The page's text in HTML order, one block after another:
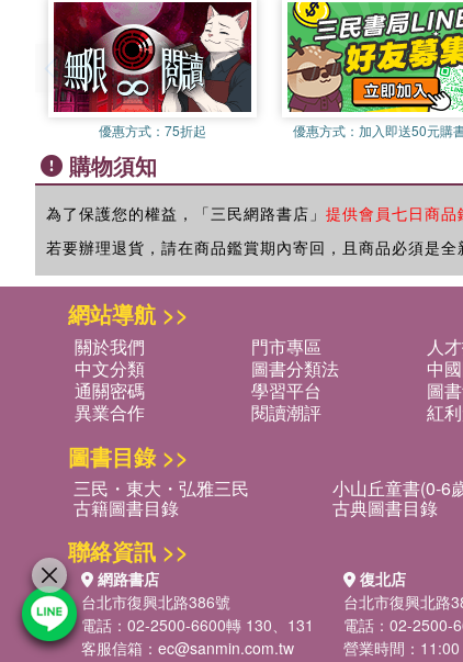
優惠方式： 75折起 優惠方式： 加入即送50元購
購物須知
為了保護您的權益，「三民網路書店」 提供會員七日商品
若要辦理退貨，請在商品鑑賞期內寄回，且商品必須是
網站導航 >>
關於我們 門市專區 人
中文分類
圖書分類法 中
通關密碼
學習平台 圖
異業合作
閱讀潮評 紅
圖書目錄 >>
三民・東大・弘雅三民 小山丘童書(0-6
古籍圖書目錄 古典圖書目錄
聯絡資訊 >>
網路書店
台北市復興北路386號
電話：02-2500-6600轉 130、131
客服信箱： ec@sanmin.com.tw
復北店
台北市復興北路
電話：02-2500-
營業時間：